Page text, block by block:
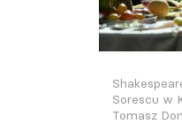
Sorescu w
Tomasz